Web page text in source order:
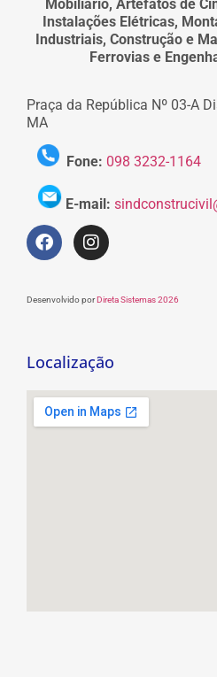
Mobiliário, Artefatos de
Instalações Elétricas,
Industriais, Construção e
Ferrovias e
Praça da República Nº 03-A
MA
Fone: 098 3232-1164
E-mail:
Desenvolvido porDireta Sistemas 2026
Localização